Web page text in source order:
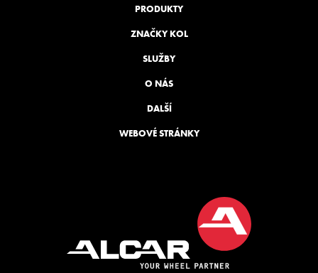
PRODUKTY
ZNAČKY KOL
SLUŽBY
O NÁS
DALŠÍ
WEBOVÉ STRÁNKY